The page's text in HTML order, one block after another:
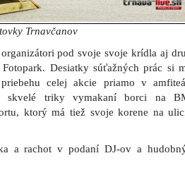
Cagala z mestského úradu.